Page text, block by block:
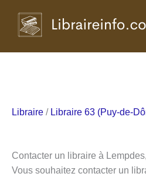
Libraire / Libraire 63 (Puy-de-
Contacter un libraire à
Vous souhaitez contacter un